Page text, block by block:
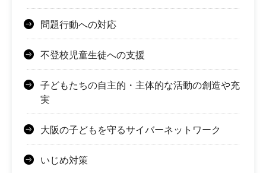
問題行動への対応
不登校児童生徒への支援
子どもたちの自主的・主体的な活動の創造や充
実
大阪の子どもを守るサイバーネットワーク
いじめ対策